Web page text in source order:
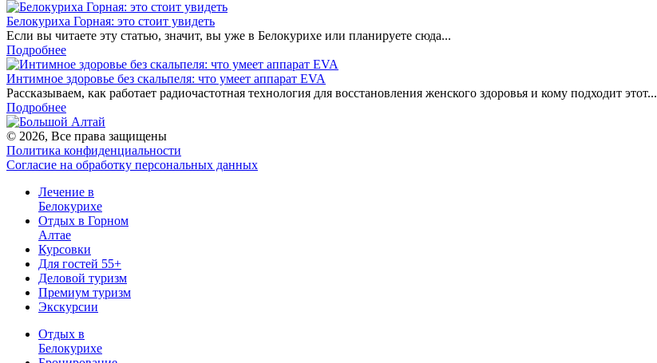
Белокуриха Горная: это стоит увидеть
Если вы читаете эту статью, значит, вы уже в Белокурихе или планируете сюда...
Подробнее
Интимное здоровье без скальпеля: что умеет аппарат EVA
Рассказываем, как работает радиочастотная технология для восстановления женского здоровья и кому подходит этот...
Подробнее
© 2026, Все права защищены
Политика конфиденциальности
Согласие на обработку персональных данных
Лечение в
Белокурихе
Отдых в Горном
Алтае
Курсовки
Для гостей 55+
Деловой туризм
Премиум туризм
Экскурсии
Отдых в
Белокурихе